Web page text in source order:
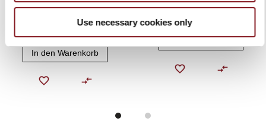
Use necessary cookies only
BERKEL VAKUUM
499,00 €
In den Warenkorb
309,00 €